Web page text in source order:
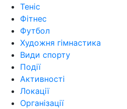
Теніс
Фітнес
Футбол
Художня гімнастика
Види спорту
Події
Активності
Локації
Організації